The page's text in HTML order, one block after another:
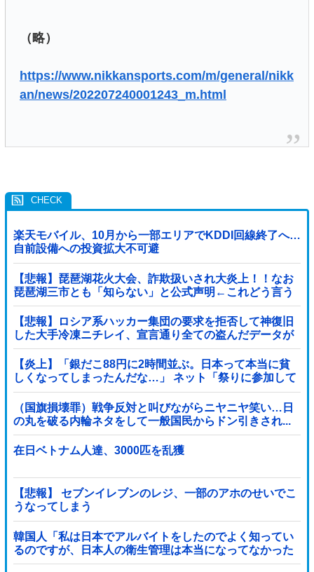
（略）
https://www.nikkansports.com/m/general/nikk
an/news/202207240001243_m.html
楽天モバイル、10月から一部エリアでKDDI回線終了へ…
自前設備への投資拡大不可避
【悲報】琵琶湖花火大会、詐欺扱いされ大炎上！！なお
琵琶湖三市とも「知らない」と公式声明←これどう言う
ことなんや！？？？？？？？？
【悲報】ロシア系ハッカー集団の要求を拒否して神復旧
した大手冷凍ニチレイ、宣言通り全ての盗んだデータが
公開される
【炎上】「銀だこ88円に2時間並ぶ。日本って本当に貧
しくなってしまったんだな…」 ネット「祭りに参加して
るだけでなんでこんなこと言われなあかんの...
（国旗損壊罪）戦争反対と叫びながらニヤニヤ笑い…日
の丸を破る内輪ネタをして一般国民からドン引きされ...
在日ベトナム人達、3000匹を乱獲
【悲報】 セブンイレブンのレジ、一部のアホのせいでこ
うなってしまう
韓国人「私は日本でアルバイトをしたのでよく知ってい
るのですが、日本人の衛生管理は本当になってなかった
です」